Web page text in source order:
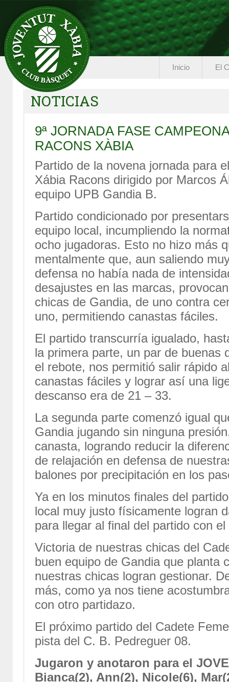
Inicio El
NOTICIAS
9ª JORNADA FASE
RACONS XÀBIA
Partido de la novena jornada para
Xábia Racons dirigido por Marcos
equipo UPB Gandia B.
Partido condicionado por
equipo local, incumpliendo la
ocho jugadoras. Esto no hizo más
mentalmente que, aun saliendo
defensa no había nada de
desajustes en las marcas,
chicas de Gandia, de uno contra
uno, permitiendo canastas fáciles.
El partido transcurría igualado,
la primera parte, un par de buenas
el rebote, nos permitió salir rápido
canastas fáciles y lograr así una
descanso era de 21 – 33.
La segunda parte comenzó igual
Gandia jugando sin ninguna
canasta, logrando reducir la
de relajación en defensa de
balones por precipitación en los
Ya en los minutos finales del
local muy justo físicamente logran
para llegar al final del partido con
Victoria de nuestras chicas del
buen equipo de Gandia que planta
nuestras chicas logran gestionar.
más, como ya nos tiene
con otro partidazo.
El próximo partido del Cadete
pista del C. B. Pedreguer 08.
Jugaron y anotaron para el
Bianca(2), Ann(2), Nicole(6),